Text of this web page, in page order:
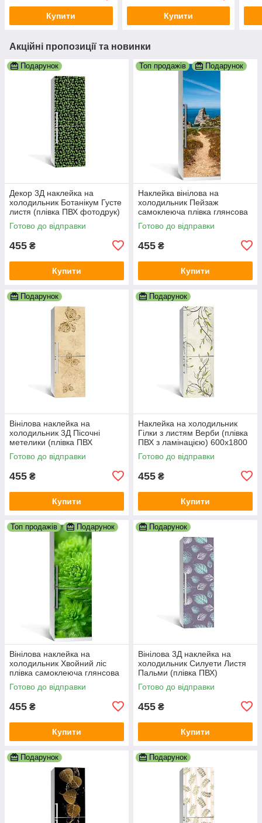
Купити Купити
Акційні пропозиції та новинки
Подарунок
Декор 3Д наклейка на
холодильник Ботанікум Густе
листя (плівка ПВХ фотодрук)
600х1800 мм рослини
Зелений
Готово до відправки
455 ₴
Купити
Топ продажів Подарунок
Наклейка вінілова на
холодильник Пейзаж
самоклеюча плівка глянсова
з ламінацією 600х1800 мм
Готово до відправки
455 ₴
Купити
Подарунок
Вінілова наклейка на
холодильник 3Д Пісочні
метелики (плівка ПВХ
фотодрук) 600х1800 мм
тварини Бежевий
Готово до відправки
455 ₴
Купити
Подарунок
Наклейка на холодильник
Гілки з листям Верби (плівка
ПВХ з ламінацією) 600х1800
мм рослини Бежевий
Готово до відправки
455 ₴
Купити
Топ продажів Подарунок
Вінілова наклейка на
холодильник Хвойний ліс
плівка самоклеюча глянсова
з ламінацією 600х1800 мм
Готово до відправки
455 ₴
Купити
Подарунок
Вінілова 3Д наклейка на
холодильник Силуети Листя
Пальми (плівка ПВХ)
600х1800 мм Рослини
Фіолетовий
Готово до відправки
455 ₴
Купити
Подарунок Подарунок